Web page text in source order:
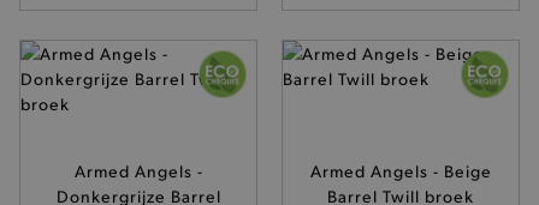
Armed Angels -
Donkergrijze Barrel
Armed Angels - Beige
Barrel Twill broek
selected-val .brooklyn.be
pickupStoreVal .brooklyn.be